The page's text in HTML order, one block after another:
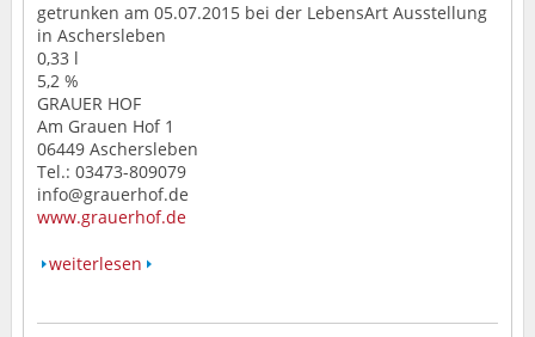
getrunken am 05.07.2015 bei der LebensArt Ausstellung
in Aschersleben
0,33 l
5,2 %
GRAUER HOF
Am Grauen Hof 1
06449 Aschersleben
Tel.: 03473-809079
info@grauerhof.de
www.grauerhof.de
weiterlesen